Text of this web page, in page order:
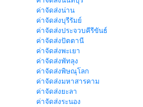
ค่าจัดส่งน่าน
ค่าจัดส่งบุรีรัมย์
ค่าจัดส่งประจวบคีรีขันธ์
ค่าจัดส่งปัตตานี
ค่าจัดส่งพะเยา
ค่าจัดส่งพัทลุง
ค่าจัดส่งพิษณุโลก
ค่าจัดส่งมหาสารคาม
ค่าจัดส่งยะลา
ค่าจัดส่งระนอง